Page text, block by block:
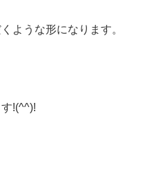
ような形になります。
!(^^)!